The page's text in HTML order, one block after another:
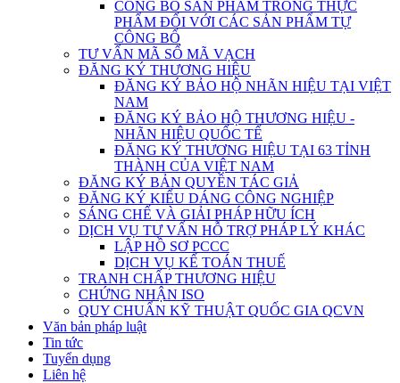
CÔNG BỐ SẢN PHẨM TRONG THỰC
PHẨM ĐỐI VỚI CÁC SẢN PHẨM TỰ
CÔNG BỐ
TƯ VẤN MÃ SỐ MÃ VẠCH
ĐĂNG KÝ THƯƠNG HIỆU
ĐĂNG KÝ BẢO HỘ NHÃN HIỆU TẠI VIỆT
NAM
ĐĂNG KÝ BẢO HỘ THƯƠNG HIỆU -
NHÃN HIỆU QUỐC TẾ
ĐĂNG KÝ THƯƠNG HIỆU TẠI 63 TỈNH
THÀNH CỦA VIỆT NAM
ĐĂNG KÝ BẢN QUYỀN TÁC GIẢ
ĐĂNG KÝ KIỂU DÁNG CÔNG NGHIỆP
SÁNG CHẾ VÀ GIẢI PHÁP HỮU ÍCH
DỊCH VỤ TƯ VẤN HỖ TRỢ PHÁP LÝ KHÁC
LẬP HỒ SƠ PCCC
DỊCH VỤ KẾ TOÁN THUẾ
TRANH CHẤP THƯƠNG HIỆU
CHỨNG NHẬN ISO
QUY CHUẨN KỸ THUẬT QUỐC GIA QCVN
Văn bản pháp luật
Tin tức
Tuyển dụng
Liên hệ